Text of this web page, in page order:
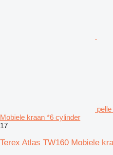
Mobiele kraan *6 cylinder
17
Terex Atlas TW160 Mobiele